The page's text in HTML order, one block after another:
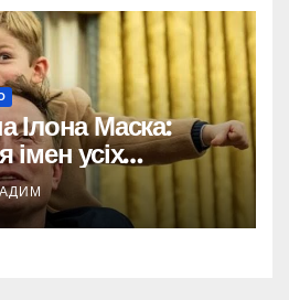
Ілона Маска:
імен усіх